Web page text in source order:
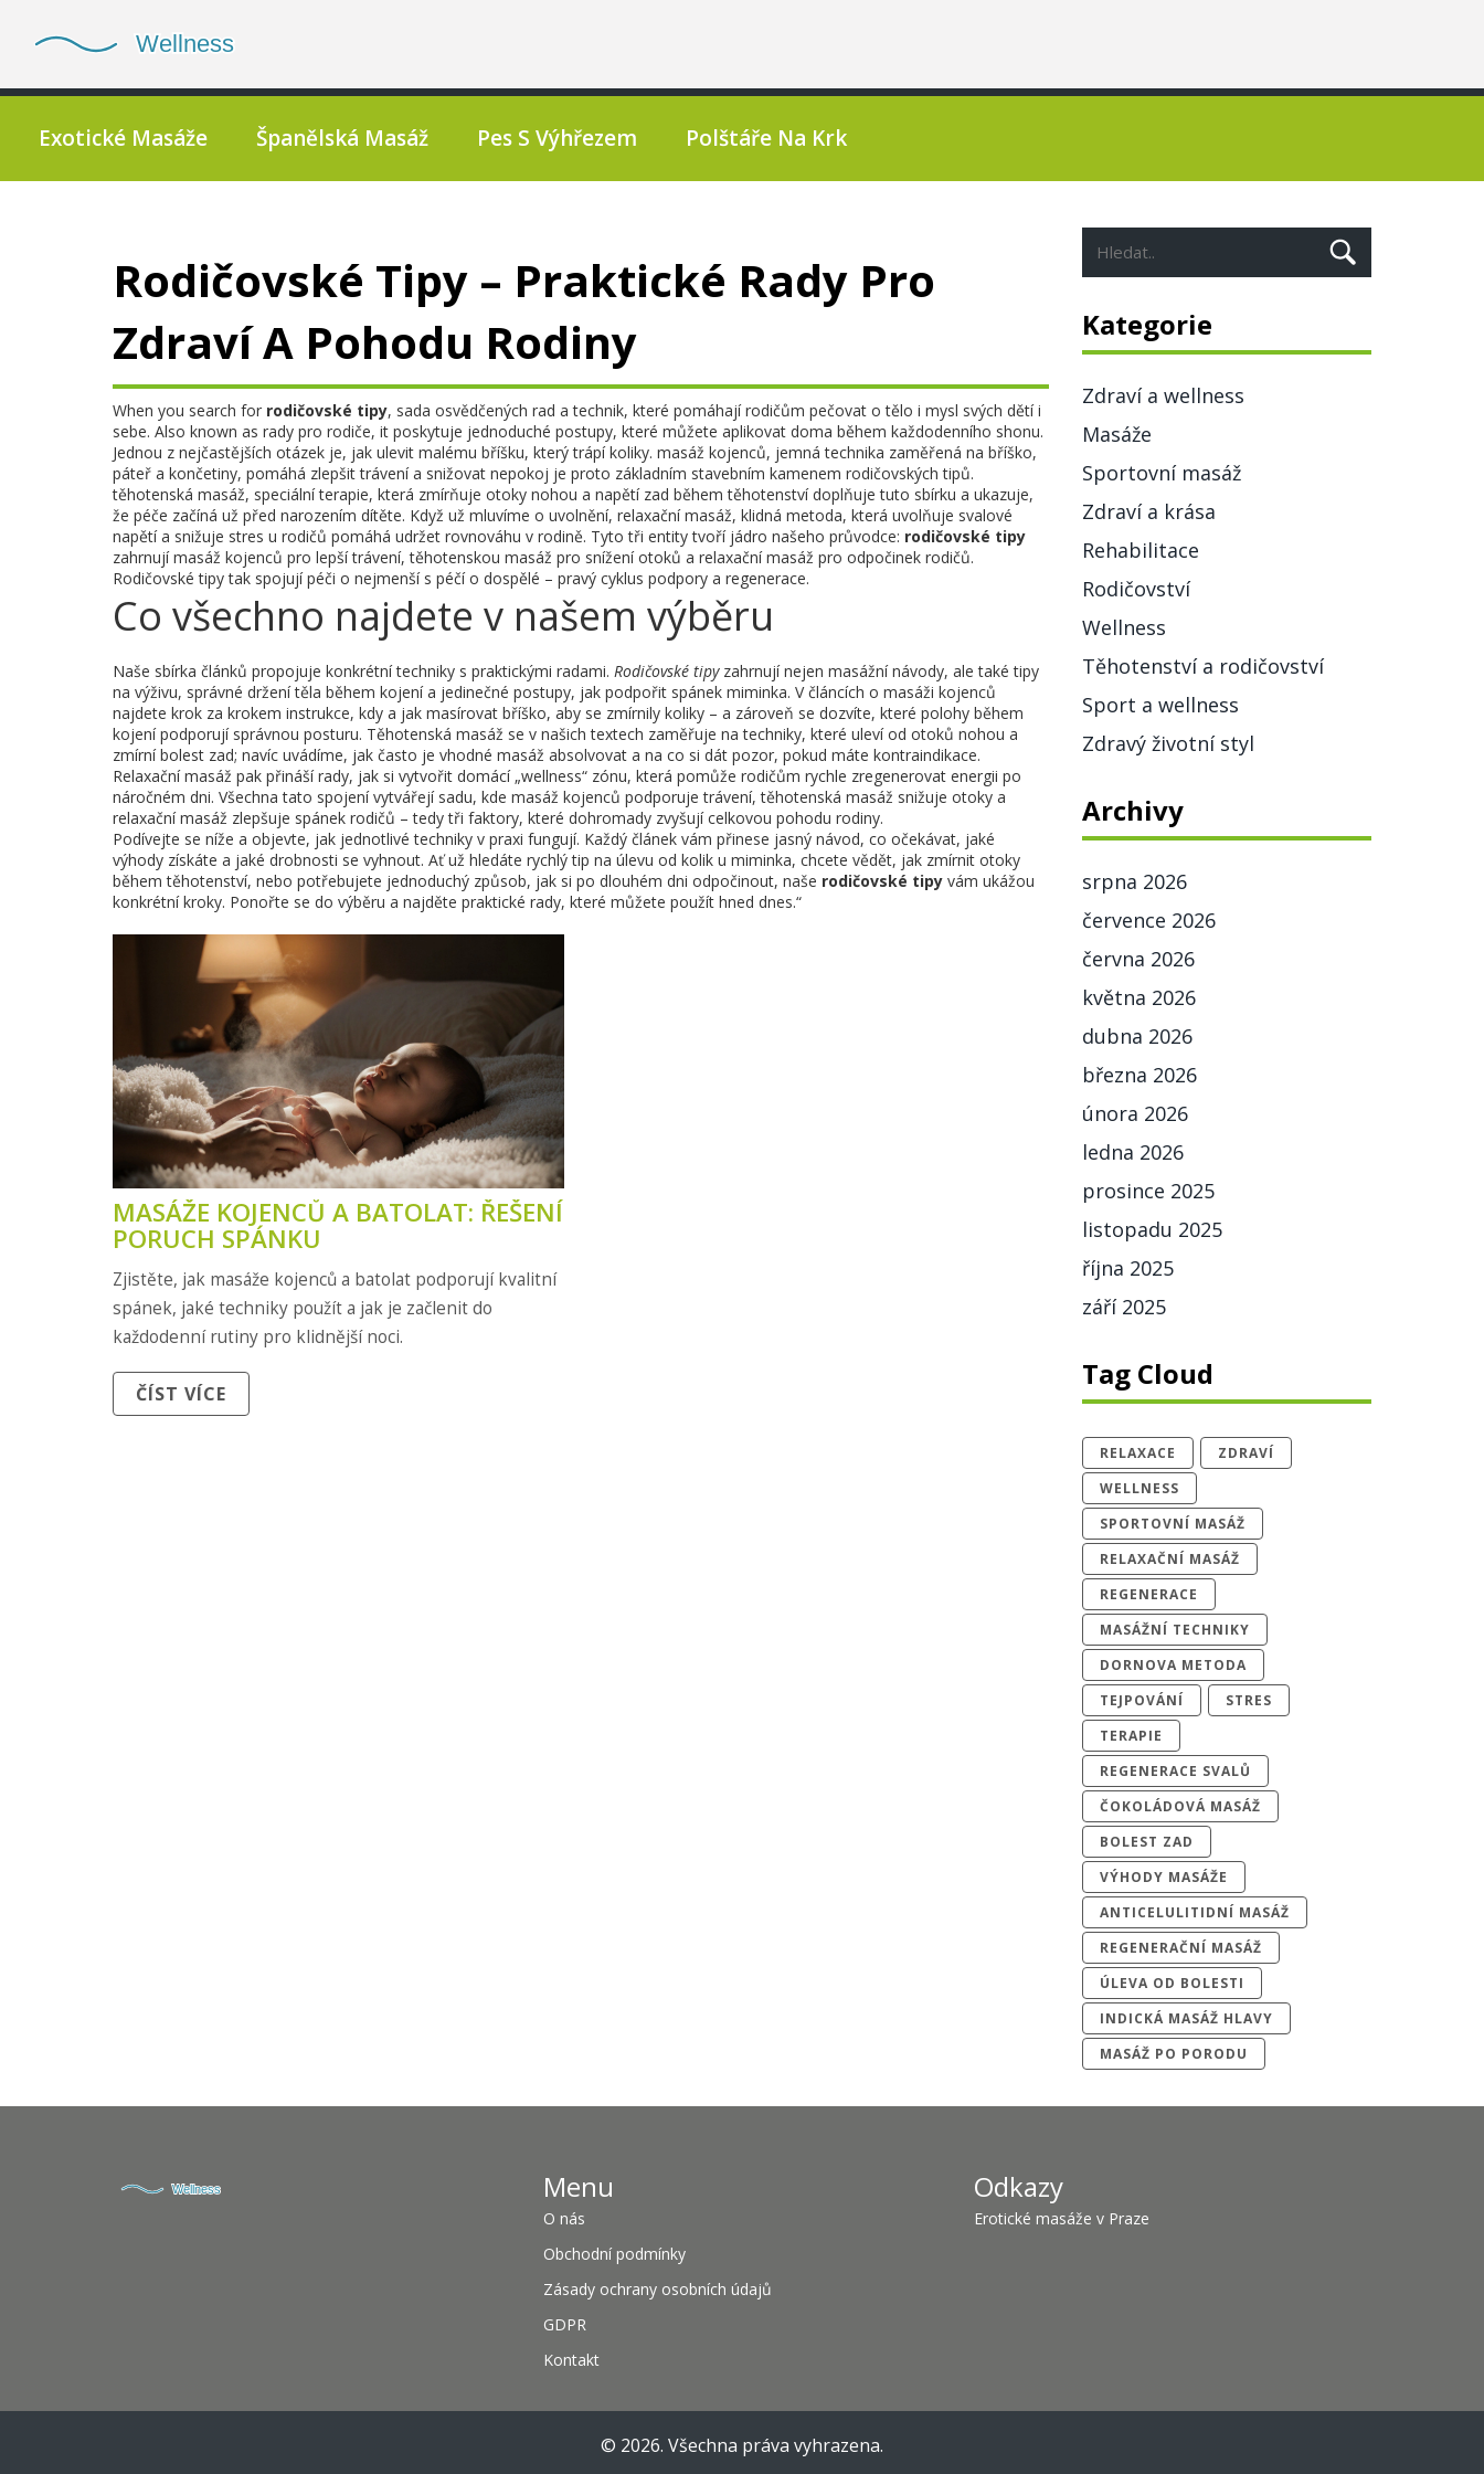
Exotické Masáže Španělská Masáž Pes S Výhřezem Polštáře Na Krk
Rodičovské Tipy – Praktické Rady Pro
Zdraví A Pohodu Rodiny
When you search for rodičovské tipy, sada osvědčených rad a technik, které pomáhají rodičům pečovat o tělo i mysl svých dětí i
sebe. Also known as rady pro rodiče, it poskytuje jednoduché postupy, které můžete aplikovat doma během každodenního shonu.
Jednou z nejčastějších otázek je, jak ulevit malému bříšku, který trápí koliky. masáž kojenců, jemná technika zaměřená na bříško,
páteř a končetiny, pomáhá zlepšit trávení a snižovat nepokoj je proto základním stavebním kamenem rodičovských tipů.
těhotenská masáž, speciální terapie, která zmírňuje otoky nohou a napětí zad během těhotenstvídoplňuje tuto sbírku a ukazuje,
že péče začíná už před narozením dítěte. Když už mluvíme o uvolnění, relaxační masáž, klidná metoda, která uvolňuje svalové
napětí a snižuje stres u rodičů pomáhá udržet rovnováhu v rodině. Tyto tři entity tvoří jádro našeho průvodce: rodičovské tipy
zahrnují masáž kojenců pro lepší trávení, těhotenskou masáž pro snížení otoků a relaxační masáž pro odpočinek rodičů.
Rodičovské tipy tak spojují péči o nejmenší s péčí o dospělé – pravý cyklus podpory a regenerace.
Co všechno najdete v našem výběru
Naše sbírka článků propojuje konkrétní techniky s praktickými radami. Rodičovské tipyzahrnují nejen masážní návody, ale také tipy
na výživu, správné držení těla během kojení a jedinečné postupy, jak podpořit spánek miminka. V článcích o masáži kojenců
najdete krok za krokem instrukce, kdy a jak masírovat bříško, aby se zmírnily koliky – a zároveň se dozvíte, které polohy během
kojení podporují správnou posturu. Těhotenská masáž se v našich textech zaměřuje na techniky, které uleví od otoků nohou a
zmírní bolest zad; navíc uvádíme, jak často je vhodné masáž absolvovat a na co si dát pozor, pokud máte kontraindikace.
Relaxační masáž pak přináší rady, jak si vytvořit domácí „wellness“ zónu, která pomůže rodičům rychle zregenerovat energii po
náročném dni. Všechna tato spojení vytvářejí sadu, kde masáž kojenců podporuje trávení,těhotenská masáž snižuje otoky a
relaxační masáž zlepšuje spánek rodičů – tedy tři faktory, které dohromady zvyšují celkovou pohodu rodiny.
Podívejte se níže a objevte, jak jednotlivé techniky v praxi fungují. Každý článek vám přinese jasný návod, co očekávat, jaké
výhody získáte a jaké drobnosti se vyhnout. Ať už hledáte rychlý tip na úlevu od kolik u miminka, chcete vědět, jak zmírnit otoky
během těhotenství, nebo potřebujete jednoduchý způsob, jak si po dlouhém dni odpočinout, naše rodičovské tipy vám ukážou
konkrétní kroky. Ponořte se do výběru a najděte praktické rady, které můžete použít hned dnes.“
MASÁŽE KOJENCŮ A BATOLAT: ŘEŠENÍ
PORUCH SPÁNKU
Zjistěte, jak masáže kojenců a batolat podporují kvalitní
spánek, jaké techniky použít a jak je začlenit do
každodenní rutiny pro klidnější noci.
ČÍST VÍCE
Kategorie
Zdraví a wellness
Masáže
Sportovní masáž
Zdraví a krása
Rehabilitace
Rodičovství
Wellness
Těhotenství a rodičovství
Sport a wellness
Zdravý životní styl
Archivy
srpna 2026
července 2026
června 2026
května 2026
dubna 2026
března 2026
února 2026
ledna 2026
prosince 2025
listopadu 2025
října 2025
září 2025
Tag Cloud
RELAXACE
ZDRAVÍ
WELLNESS
SPORTOVNÍ MASÁŽ
RELAXAČNÍ MASÁŽ
REGENERACE
MASÁŽNÍ TECHNIKY
DORNOVA METODA
TEJPOVÁNÍ
STRES
TERAPIE
REGENERACE SVALŮ
ČOKOLÁDOVÁ MASÁŽ
BOLEST ZAD
VÝHODY MASÁŽE
ANTICELULITIDNÍ MASÁŽ
REGENERAČNÍ MASÁŽ
ÚLEVA OD BOLESTI
INDICKÁ MASÁŽ HLAVY
MASÁŽ PO PORODU
Menu
O nás
Obchodní podmínky
Zásady ochrany osobních údajů
GDPR
Kontakt
Odkazy
Erotické masáže v Praze
© 2026. Všechna práva vyhrazena.